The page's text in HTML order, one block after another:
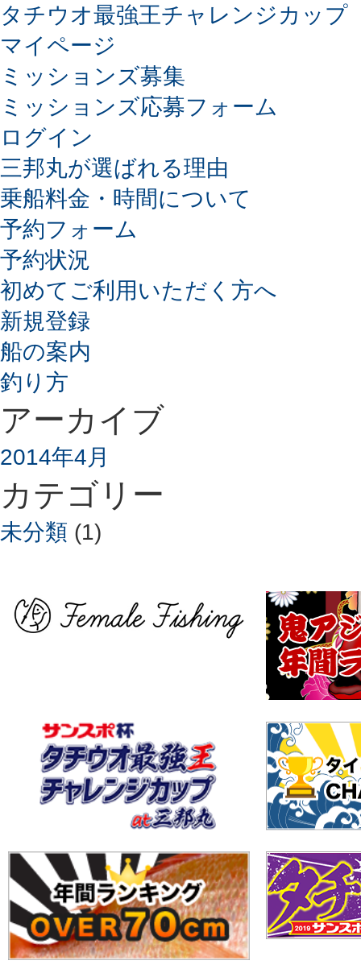
タチウオ最強王チャレンジカップ
マイページ
ミッションズ募集
ミッションズ応募フォーム
ログイン
三邦丸が選ばれる理由
乗船料金・時間について
予約フォーム
予約状況
初めてご利用いただく方へ
新規登録
船の案内
釣り方
アーカイブ
2014年4月
カテゴリー
未分類 (1)